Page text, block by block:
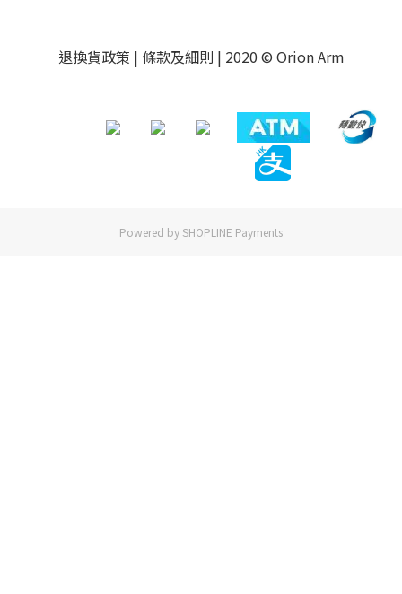
退換貨政策 | 條款及細則 | 2020 © Orion Arm
Powered by SHOPLINE Payments